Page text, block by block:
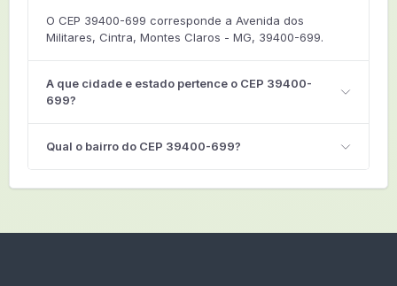
O CEP 39400-699 corresponde a Avenida dos
Militares, Cintra, Montes Claros - MG, 39400-699.
A que cidade e estado pertence o CEP 39400-
699?
Qual o bairro do CEP 39400-699?